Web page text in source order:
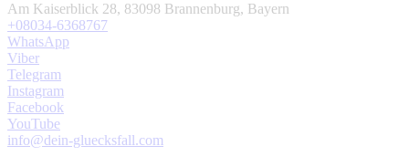
Am Kaiserblick 28, 83098 Brannenburg, Bayern
+08034-6368767
WhatsApp
Viber
Telegram
Instagram
Facebook
YouTube
info@dein-gluecksfall.com